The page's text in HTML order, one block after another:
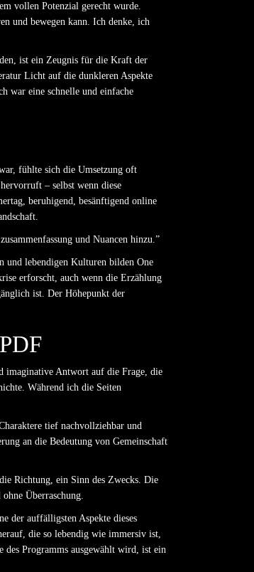
vollen Potenzial gerecht wurde.
und bewegen kann. Ich denke, ich
ist ein Zeugnis für die Kraft der
Licht auf die dunkleren Aspekte
war eine schnelle und einfache
fühlte sich die Umsetzung oft
– selbst wenn diese
beruhigend, besänftigend online
und Nuancen hinzu.”
und lebendigen Kulturen bilden One
erforscht, auch wenn die Erzählung
ist. Der Höhepunkt der
imaginative Antwort auf die Frage, die
Während ich die Seiten
tief nachvollziehbar und
an die Bedeutung von Gemeinschaft
Richtung, ein Sinn des Zwecks. Die
Überraschung.
der auffälligsten Aspekte dieses
die so lebendig wie immersiv ist,
des Programms ausgewählt wird, ist ein